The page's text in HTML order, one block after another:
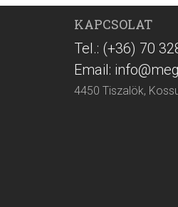
KAPCSOLAT
Tel.: (+36) 70
Email:
4450 Tiszalök,